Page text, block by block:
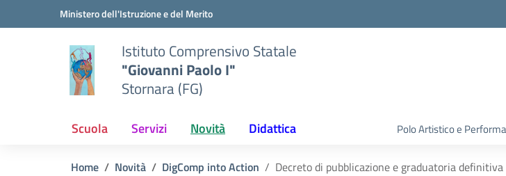
Vai ai contenuti
Vai al menu di navigazioneMinistero dell'Istruzione e del Merito
Istituto Comprensivo Statale
"Giovanni Paolo I"
Stornara (FG)
Scuola Servizi Novità Didattica Polo Artistico e
Home Novità DigComp into Action Decreto di pubblicazione e graduatoria